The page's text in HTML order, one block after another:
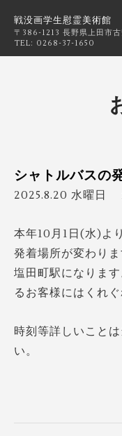
戦没画学生慰霊美術館
〒386-1213 長野県上田市
TEL: 0268-37-1650
シャトルバスの
2025.8.20 水曜日
本年10月1日(水)よ
発着場所が変わり
塩田町駅になりま
るお客様にはくれ
時刻等詳しいこと
い。